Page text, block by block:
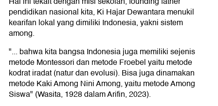
pendidikan nasional kita, Ki Hajar Dewantara menukil
kearifan lokal yang dimiliki Indonesia, yakni sistem
among.
"... bahwa kita bangsa Indonesia juga memiliki sejenis
metode Montessori dan metode Froebel yaitu metode
kodrat iradat (natur dan evolusi). Bisa juga dinamakan
metode Kaki Among Nini Among, yaitu metode Among
Siswa" (Wasita, 1928 dalam Arifin, 2023).